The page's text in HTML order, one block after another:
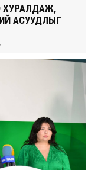
ХУРАЛДАЖ,
АСУУДЛЫГ